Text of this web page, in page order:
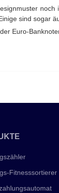
sind sogar
Euro-
Fitnesssortierer